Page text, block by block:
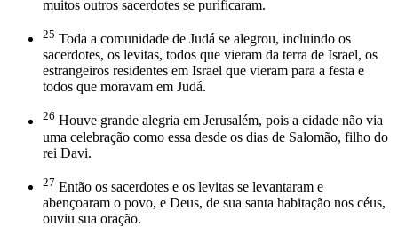
muitos outros sacerdotes se purificaram.
25 Toda a comunidade de Judá se alegrou, incluindo os
sacerdotes, os levitas, todos que vieram da terra de Israel, os
estrangeiros residentes em Israel que vieram para a festa e
todos que moravam em Judá.
26 Houve grande alegria em Jerusalém, pois a cidade não via
uma celebração como essa desde os dias de Salomão, filho do
rei Davi.
27 Então os sacerdotes e os levitas se levantaram e
abençoaram o povo, e Deus, de sua santa habitação nos céus,
ouviu sua oração.